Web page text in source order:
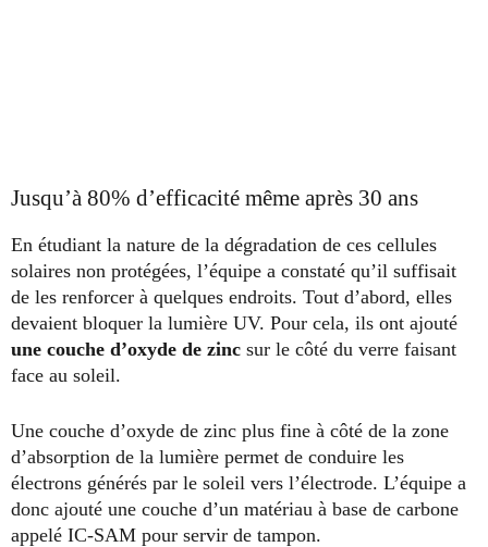
Jusqu’à 80% d’efficacité même après 30 ans
En étudiant la nature de la dégradation de ces cellules
solaires non protégées, l’équipe a constaté qu’il suffisait
de les renforcer à quelques endroits. Tout d’abord, elles
devaient bloquer la lumière UV. Pour cela, ils ont ajouté
une couche d’oxyde de zinc sur le côté du verre faisant
face au soleil.
Une couche d’oxyde de zinc plus fine à côté de la zone
d’absorption de la lumière permet de conduire les
électrons générés par le soleil vers l’électrode. L’équipe a
donc ajouté une couche d’un matériau à base de carbone
appelé IC-SAM pour servir de tampon.